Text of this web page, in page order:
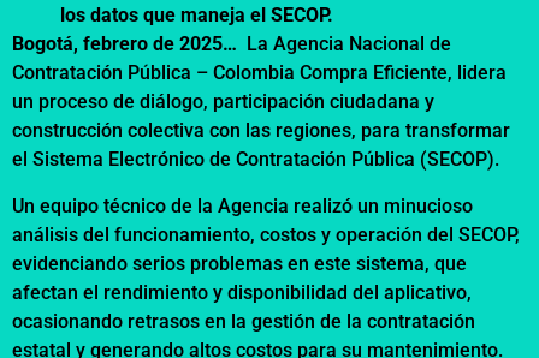
los datos que maneja el SECOP.
Bogotá, febrero de 2025… La Agencia Nacional de
Contratación Pública – Colombia Compra Eficiente, lidera
un proceso de diálogo, participación ciudadana y
construcción colectiva con las regiones, para transformar
el Sistema Electrónico de Contratación Pública (SECOP).
Un equipo técnico de la Agencia realizó un minucioso
análisis del funcionamiento, costos y operación del SECOP,
evidenciando serios problemas en este sistema, que
afectan el rendimiento y disponibilidad del aplicativo,
ocasionando retrasos en la gestión de la contratación
estatal y generando altos costos para su mantenimiento.